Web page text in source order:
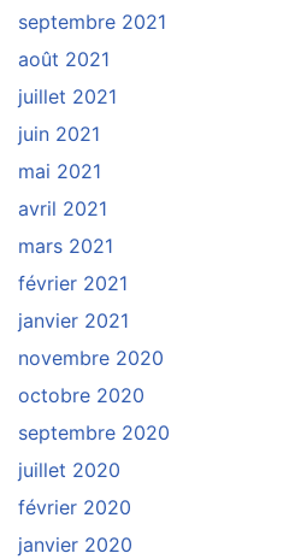
septembre 2021
août 2021
juillet 2021
juin 2021
mai 2021
avril 2021
mars 2021
février 2021
janvier 2021
novembre 2020
octobre 2020
septembre 2020
juillet 2020
février 2020
janvier 2020